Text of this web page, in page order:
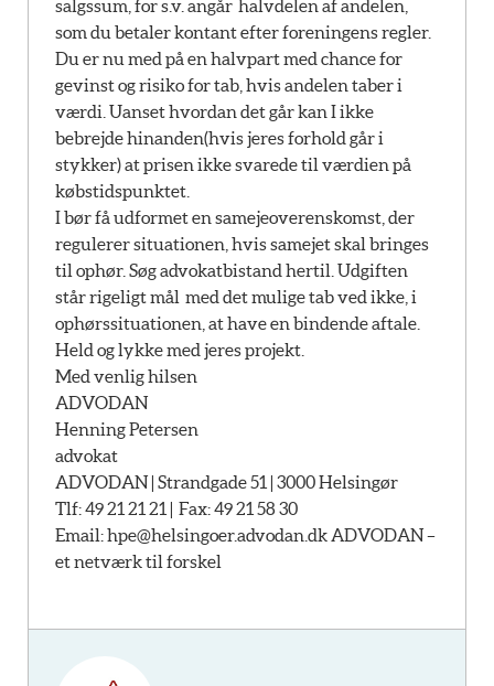
salgssum, for s.v. angår halvdelen af andelen,
som du betaler kontant efter foreningens regler.
Du er nu med på en halvpart med chance for
gevinst og risiko for tab, hvis andelen taber i
værdi. Uanset hvordan det går kan I ikke
bebrejde hinanden(hvis jeres forhold går i
stykker) at prisen ikke svarede til værdien på
købstidspunktet.
I bør få udformet en samejeoverenskomst, der
regulerer situationen, hvis samejet skal bringes
til ophør. Søg advokatbistand hertil. Udgiften
står rigeligt mål med det mulige tab ved ikke, i
ophørssituationen, at have en bindende aftale.
Held og lykke med jeres projekt.
Med venlig hilsen
ADVODAN
Henning Petersen
advokat
ADVODAN | Strandgade 51 | 3000 Helsingør
Tlf: 49 21 21 21 | Fax: 49 21 58 30
Email:hpe@helsingoer.advodan.dk ADVODAN –
et netværk til forskel